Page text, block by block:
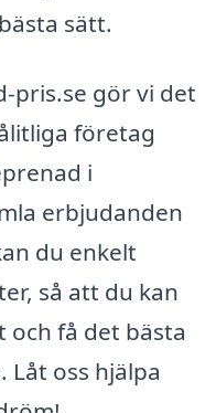
sätt.
pris.se gör vi det
företag
i
erbjudanden
du enkelt
så att du kan
få det bästa
oss hjälpa